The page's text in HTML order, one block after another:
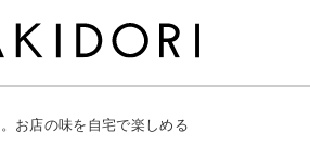
お店の味を自宅で楽しめる